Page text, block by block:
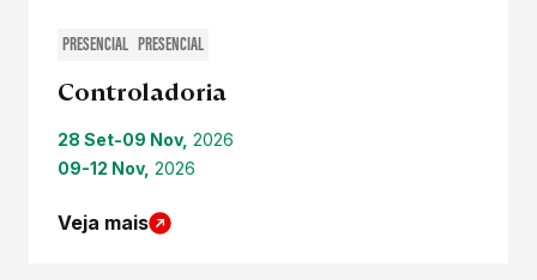
PRESENCIAL PRESENCIAL
Controladoria
28 Set-09 Nov, 2026
09-12 Nov, 2026
Veja mais